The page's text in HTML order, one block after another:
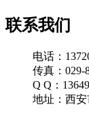
联系我们
电话：
传真：029-
Q Q：
地址：西